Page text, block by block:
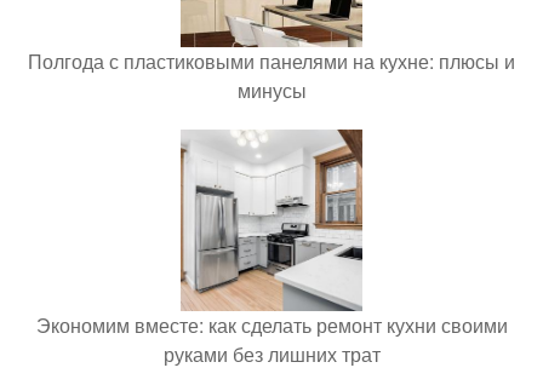
Полгода с пластиковыми панелями на кухне: плюсы и
минусы
Экономим вместе: как сделать ремонт кухни своими
руками без лишних трат